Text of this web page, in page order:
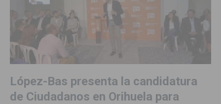
López-Bas presenta la candidatura
de Ciudadanos en Orihuela para